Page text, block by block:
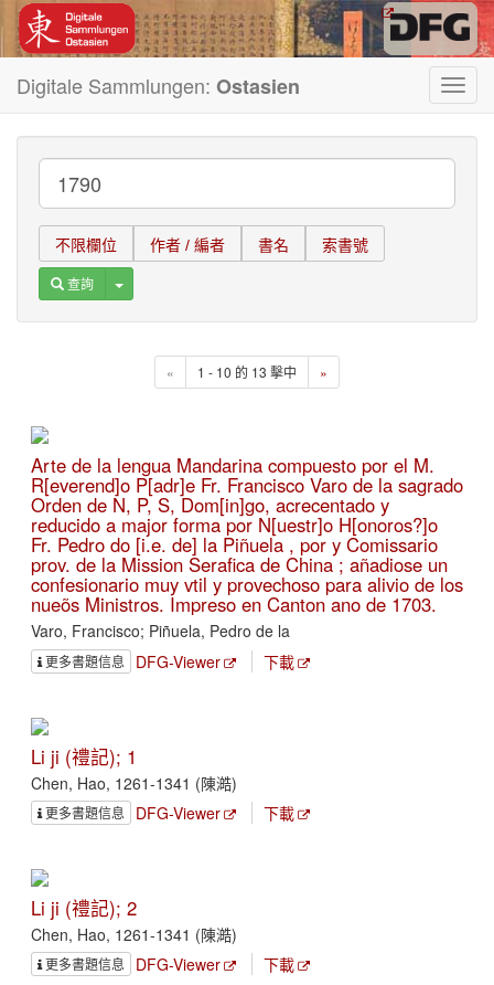
Digitale Sammlungen: Ostasien
不限欄位 作者 / 編者 書名 索書號
查詢 Toggle Dropdown
« 1 - 10 的 13 擊中 »
Arte de la lengua Mandarina compuesto por el M.
R[everend]o P[adr]e Fr. Francisco Varo de la sagrado
Orden de N, P, S, Dom[in]go, acrecentado y
reducido a major forma por N[uestr]o H[onoros?]o
Fr. Pedro do [i.e. de] la Piñuela , por y Comissario
prov. de la Mission Serafica de China ; añadiose un
confesionario muy vtil y provechoso para alivio de los
nueõs Ministros. Impreso en Canton ano de 1703.
Varo, Francisco; Piñuela, Pedro de la
更多書題信息 DFG-Viewer 下載
Li ji (禮記); 1
Chen, Hao, 1261-1341 (陳澔)
更多書題信息 DFG-Viewer 下載
Li ji (禮記); 2
Chen, Hao, 1261-1341 (陳澔)
更多書題信息 DFG-Viewer 下載